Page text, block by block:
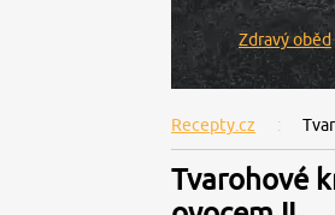
Zdravý oběd
Recepty.cz
Tvarohové